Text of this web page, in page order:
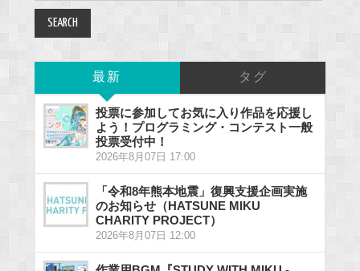
最新 タグ
投票に参加してお気に入り作品を応援し
よう！プログラミング・コンテスト一般
投票受付中！
2026年8月07日 17:00
「令和8年熊本地震」復興支援企画実施
のお知らせ（HATSUNE MIKU
CHARITY PROJECT）
2026年8月07日 12:00